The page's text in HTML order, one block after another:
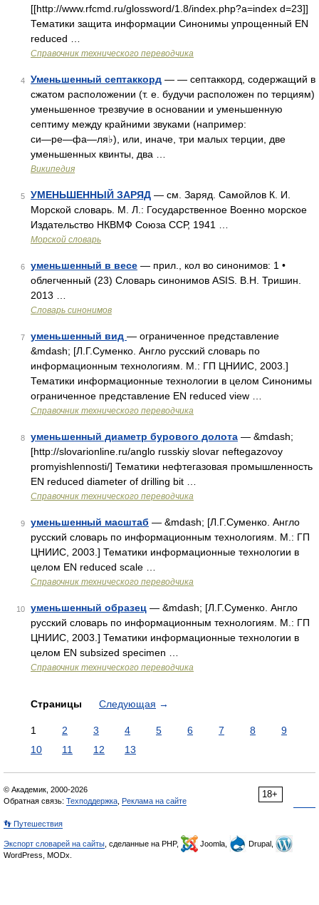
[[http://www.rfcmd.ru/glossword/1.8/index.php?a=index d=23]]
Тематики защита информации Синонимы упрощенный EN
reduced …
Справочник технического переводчика
4 Уменьшенный септаккорд — ― септаккорд, содержащий в
сжатом расположении (т. е. будучи расположен по терциям)
уменьшенное трезвучие в основании и уменьшенную
септиму между крайними звуками (например:
си―ре―фа―ля♭), или, иначе, три малых терции, две
уменьшенных квинты, два …
Википедия
5 УМЕНЬШЕННЫЙ ЗАРЯД — см. Заряд. Самойлов К. И.
Морской словарь. М. Л.: Государственное Военно морское
Издательство НКВМФ Союза ССР, 1941 …
Морской словарь
6 уменьшенный в весе — прил., кол во синонимов: 1 •
облегченный (23) Словарь синонимов ASIS. В.Н. Тришин.
2013 …
Словарь синонимов
7 уменьшенный вид — ограниченное представление
&mdash; [Л.Г.Суменко. Англо русский словарь по
информационным технологиям. М.: ГП ЦНИИС, 2003.]
Тематики информационные технологии в целом Синонимы
ограниченное представление EN reduced view …
Справочник технического переводчика
8 уменьшенный диаметр бурового долота — &mdash;
[http://slovarionline.ru/anglo russkiy slovar neftegazovoy
promyishlennosti/] Тематики нефтегазовая промышленность
EN reduced diameter of drilling bit …
Справочник технического переводчика
9 уменьшенный масштаб — &mdash; [Л.Г.Суменко. Англо
русский словарь по информационным технологиям. М.: ГП
ЦНИИС, 2003.] Тематики информационные технологии в
целом EN reduced scale …
Справочник технического переводчика
10 уменьшенный образец — &mdash; [Л.Г.Суменко. Англо
русский словарь по информационным технологиям. М.: ГП
ЦНИИС, 2003.] Тематики информационные технологии в
целом EN subsized specimen …
Справочник технического переводчика
Страницы Следующая →
1 2 3 4 5 6 7 8
9
10
11 12 13
18+
© Академик, 2000-2026
Обратная связь: Техподдержка Реклама на сайте
👣 Путешествия
Экспорт словарей на сайты , сделанные на PHP, Joomla,
Drupal,
WordPress, MODx.